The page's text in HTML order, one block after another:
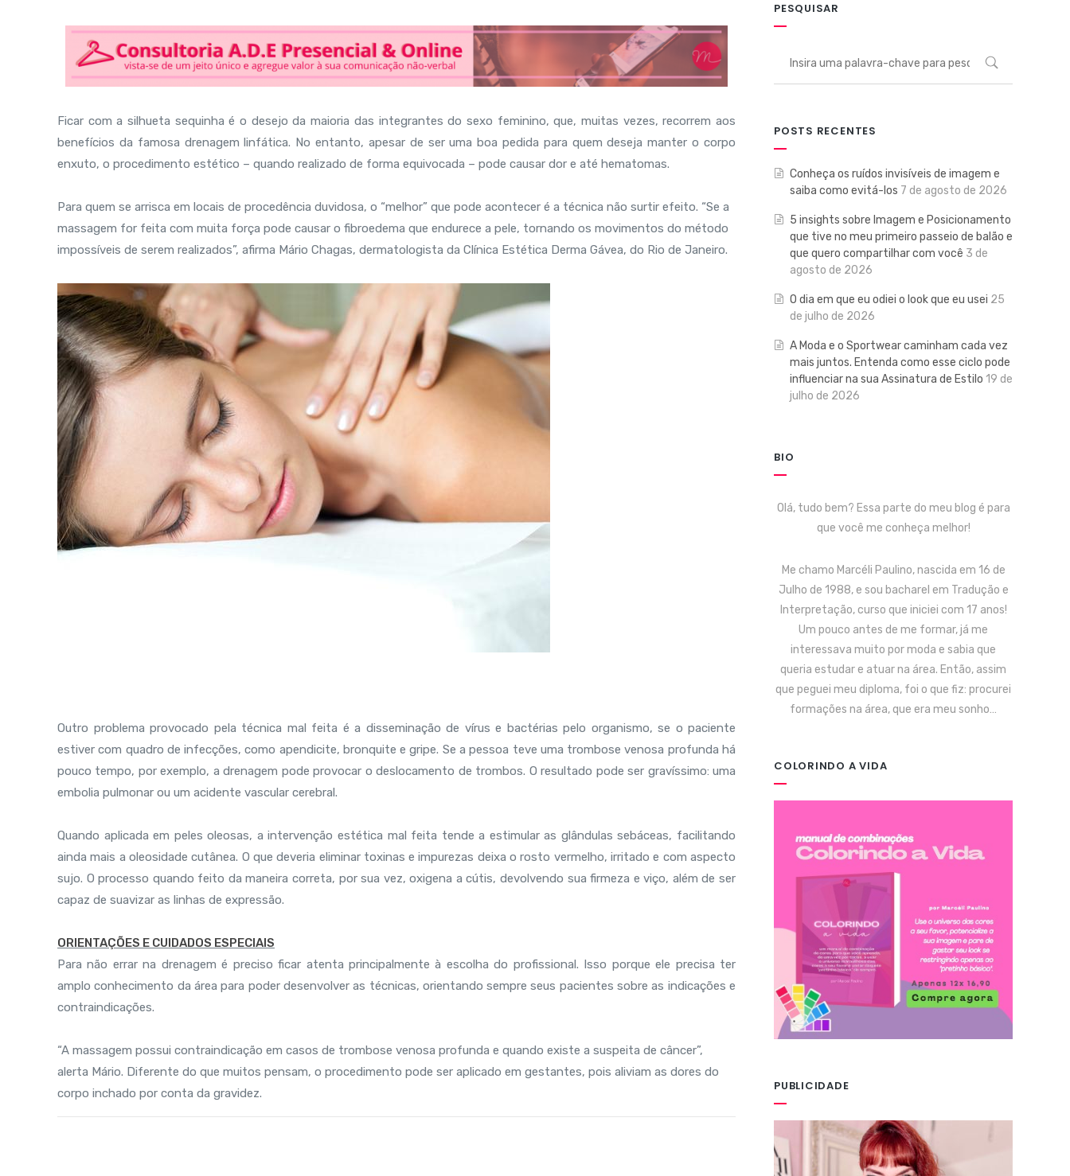
Ficar com a silhueta sequinha é o desejo da maioria das integrantes do sexo feminino, que, muitas vezes, recorrem aos
benefícios da famosa drenagem linfática. No entanto, apesar de ser uma boa pedida para quem deseja manter o corpo
enxuto, o procedimento estético – quando realizado de forma equivocada – pode causar dor e até hematomas.
Para quem se arrisca em locais de procedência duvidosa, o “melhor” que pode acontecer é a técnica não surtir efeito. “Se a
massagem for feita com muita força pode causar o fibroedema que endurece a pele, tornando os movimentos do método
impossíveis de serem realizados”, afirma Mário Chagas, dermatologista da Clínica Estética Derma Gávea, do Rio de Janeiro.
Outro problema provocado pela técnica mal feita é a disseminação de vírus e bactérias pelo organismo, se o paciente
estiver com quadro de infecções, como apendicite, bronquite e gripe. Se a pessoa teve uma trombose venosa profunda há
pouco tempo, por exemplo, a drenagem pode provocar o deslocamento de trombos. O resultado pode ser gravíssimo: uma
embolia pulmonar ou um acidente vascular cerebral.
Quando aplicada em peles oleosas, a intervenção estética mal feita tende a estimular as glândulas sebáceas, facilitando
ainda mais a oleosidade cutânea. O que deveria eliminar toxinas e impurezas deixa o rosto vermelho, irritado e com aspecto
sujo. O processo quando feito da maneira correta, por sua vez, oxigena a cútis, devolvendo sua firmeza e viço, além de ser
capaz de suavizar as linhas de expressão.
ORIENTAÇÕES E CUIDADOS ESPECIAIS
Para não errar na drenagem é preciso ficar atenta principalmente à escolha do profissional. Isso porque ele precisa ter
amplo conhecimento da área para poder desenvolver as técnicas, orientando sempre seus pacientes sobre as indicações e
contraindicações.
“A massagem possui contraindicação em casos de trombose venosa profunda e quando existe a suspeita de câncer”,
alerta Mário. Diferente do que muitos pensam, o procedimento pode ser aplicado em gestantes, pois aliviam as dores do
corpo inchado por conta da gravidez.
PESQUISAR
POSTS RECENTES
Conheça os ruídos invisíveis de imagem e
saiba como evitá-los 7 de agosto de 2026
5 insights sobre Imagem e Posicionamento
que tive no meu primeiro passeio de balão e
que quero compartilhar com você 3 de
agosto de 2026
O dia em que eu odiei o look que eu usei 25
de julho de 2026
A Moda e o Sportwear caminham cada vez
mais juntos. Entenda como esse ciclo pode
influenciar na sua Assinatura de Estilo 19 de
julho de 2026
BIO
Olá, tudo bem? Essa parte do meu blog é para
que você me conheça melhor!
Me chamo Marcéli Paulino, nascida em 16 de
Julho de 1988, e sou bacharel em Tradução e
Interpretação, curso que iniciei com 17 anos!
Um pouco antes de me formar, já me
interessava muito por moda e sabia que
queria estudar e atuar na área. Então, assim
que peguei meu diploma, foi o que fiz: procurei
formações na área, que era meu sonho…
COLORINDO A VIDA
PUBLICIDADE